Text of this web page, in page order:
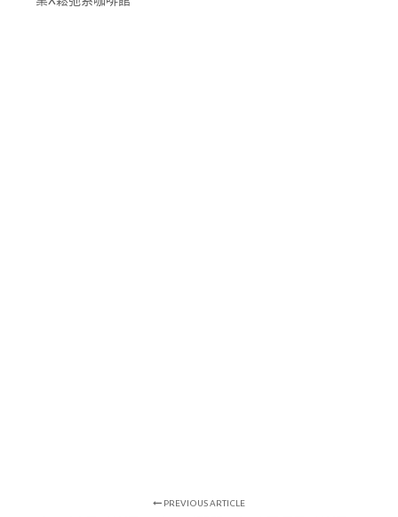
PREVIOUS ARTICLE